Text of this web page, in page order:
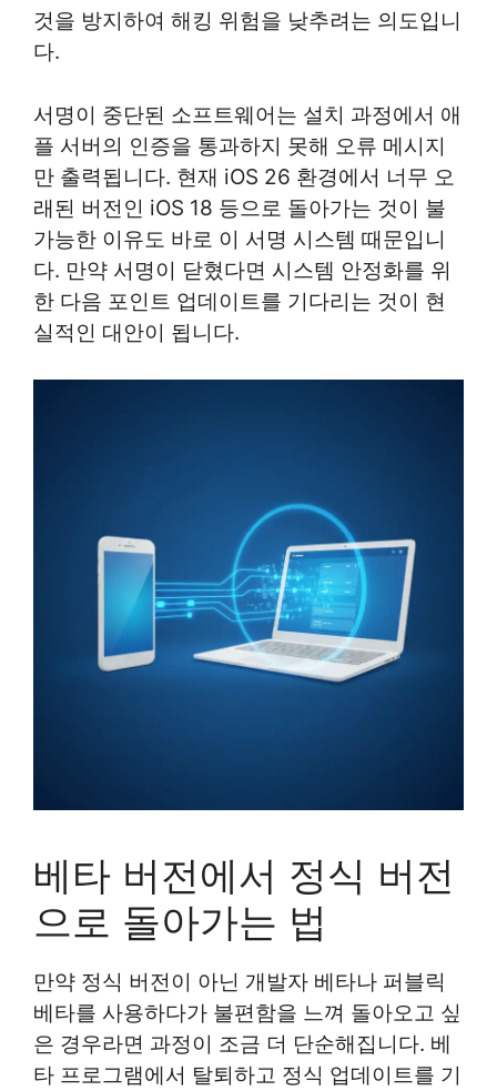
것을 방지하여 해킹 위험을 낮추려는 의도입니
다.
서명이 중단된 소프트웨어는 설치 과정에서 애
플 서버의 인증을 통과하지 못해 오류 메시지
만 출력됩니다. 현재 iOS 26 환경에서 너무 오
래된 버전인 iOS 18 등으로 돌아가는 것이 불
가능한 이유도 바로 이 서명 시스템 때문입니
다. 만약 서명이 닫혔다면 시스템 안정화를 위
한 다음 포인트 업데이트를 기다리는 것이 현
실적인 대안이 됩니다.
베타 버전에서 정식 버전
으로 돌아가는 법
만약 정식 버전이 아닌 개발자 베타나 퍼블릭
베타를 사용하다가 불편함을 느껴 돌아오고 싶
은 경우라면 과정이 조금 더 단순해집니다. 베
타 프로그램에서 탈퇴하고 정식 업데이트를 기